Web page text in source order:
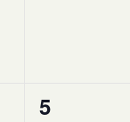
0
5